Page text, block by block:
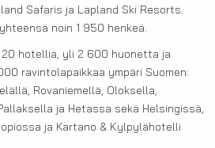
Safaris ja Lapland Ski Resorts.
noin 1 950 henkeä.
20 hotellia, yli 2 600 huonetta ja
ravintolapaikkaa ympäri Suomen:
Rovaniemellä, Oloksella,
ja Hetassa sekä Helsingissä,
ja Kartano & Kylpylähotelli